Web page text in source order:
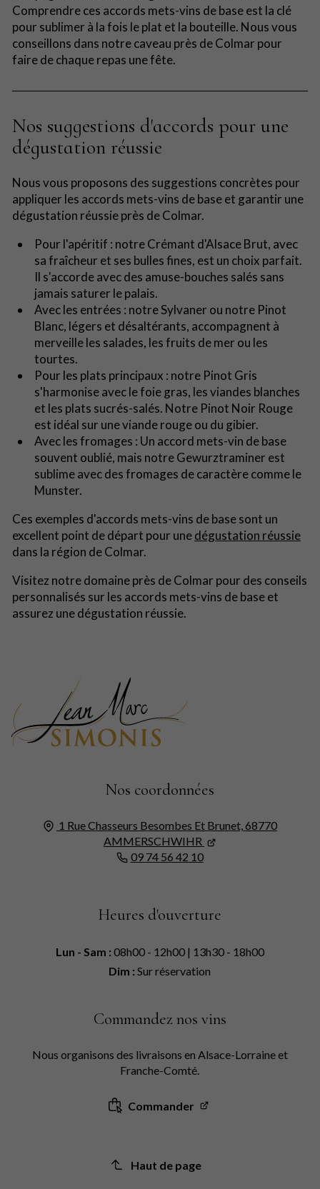
Comprendre ces accords mets-vins de base est la clé
pour sublimer à la fois le plat et la bouteille. Nous vous
conseillons dans notre caveau près de Colmar pour
faire de chaque repas une fête.
Nos suggestions d'accords pour une
dégustation réussie
Nous vous proposons des suggestions concrètes pour
appliquer les accords mets-vins de base et garantir une
dégustation réussie près de Colmar.
Pour l'apéritif : notre Crémant d'Alsace Brut, avec
sa fraîcheur et ses bulles fines, est un choix parfait.
Il s'accorde avec des amuse-bouches salés sans
jamais saturer le palais.
Avec les entrées : notre Sylvaner ou notre Pinot
Blanc, légers et désaltérants, accompagnent à
merveille les salades, les fruits de mer ou les
tourtes.
Pour les plats principaux : notre Pinot Gris
s'harmonise avec le foie gras, les viandes blanches
et les plats sucrés-salés. Notre Pinot Noir Rouge
est idéal sur une viande rouge ou du gibier.
Avec les fromages : Un accord mets-vin de base
souvent oublié, mais notre Gewurztraminer est
sublime avec des fromages de caractère comme le
Munster.
Ces exemples d'accords mets-vins de base sont un
excellent point de départ pour unedégustation réussie
dans la région de Colmar.
Visitez notre domaine près de Colmar pour des conseils
personnalisés sur les accords mets-vins de base et
assurez une dégustation réussie.
Nos coordonnées
1 Rue Chasseurs Besombes Et Brunet,68770
AMMERSCHWIHR
09 74 56 42 10
Heures d'ouverture
Lun - Sam : 08h00 - 12h00 | 13h30 - 18h00
Dim : Sur réservation
Commandez nos vins
Nous organisons des livraisons en Alsace-Lorraine et
Franche-Comté.
Commander
Haut de page